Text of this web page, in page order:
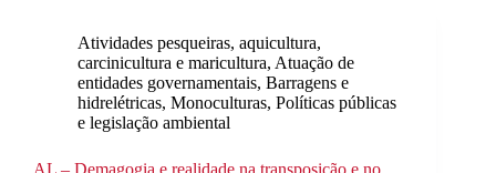
Atividades pesqueiras, aquicultura,
carcinicultura e maricultura, Atuação de
entidades governamentais, Barragens e
hidrelétricas, Monoculturas, Políticas públicas
e legislação ambiental